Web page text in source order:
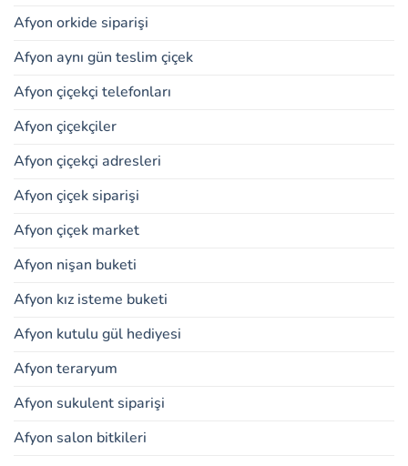
Afyon orkide siparişi
Afyon aynı gün teslim çiçek
Afyon çiçekçi telefonları
Afyon çiçekçiler
Afyon çiçekçi adresleri
Afyon çiçek siparişi
Afyon çiçek market
Afyon nişan buketi
Afyon kız isteme buketi
Afyon kutulu gül hediyesi
Afyon teraryum
Afyon sukulent siparişi
Afyon salon bitkileri